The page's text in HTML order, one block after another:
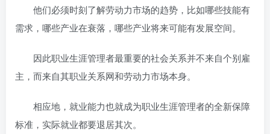
他们必须时刻了解劳动力市场的趋势，比如哪些技能有
需求，哪些产业在衰落，哪些产业将来可能有发展空间。
因此职业生涯管理者最重要的社会关系并不来自个别雇
主，而来自其职业关系网和劳动力市场本身。
相应地，就业能力也就成为职业生涯管理者的全新保障
标准，实际就业都要退居其次。